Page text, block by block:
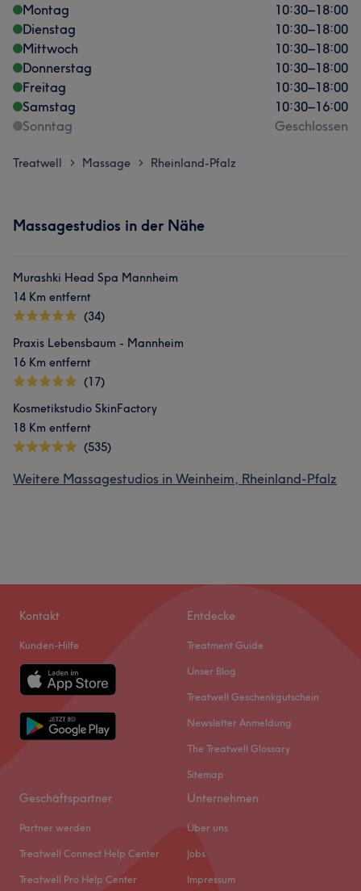
Montag
10:30–18:00
Dienstag
10:30–18:00
Mittwoch
10:30–18:00
Donnerstag
10:30–18:00
Freitag
10:30–18:00
Samstag
10:30–16:00
Sonntag
Geschlossen
Treatwell > Massage > Rheinland-Pfalz
Massagestudios in der Nähe
Murashki Head Spa Mannheim
14 Km entfernt
(34)
Praxis Lebensbaum - Mannheim
16 Km entfernt
(17)
Kosmetikstudio SkinFactory
18 Km entfernt
(535)
Weitere Massagestudios in Weinheim, Rheinland-Pfalz
Kontakt
Kunden-Hilfe
Entdecke
Treatment Guide
Unser Blog
Treatwell Geschenkgutschein
Newsletter Anmeldung
The Treatwell Glossary
Sitemap
Geschäftspartner
Partner werden
Treatwell Connect Help Center
Treatwell Pro Help Center
Unternehmen
Über uns
Jobs
Impressum